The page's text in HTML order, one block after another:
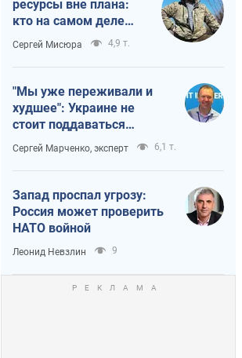
ресурсы вне плана:
кто на самом деле
диктует темп войны
Сергей Мисюра 4,9 т.
"Мы уже переживали и
худшее": Украине не
стоит поддаваться
отчаянию из-за
ракетного террора
Сергей Марченко, эксперт 6,1 т.
Запад проспал угрозу:
Россия может проверить
НАТО войной
Леонид Невзлин 9